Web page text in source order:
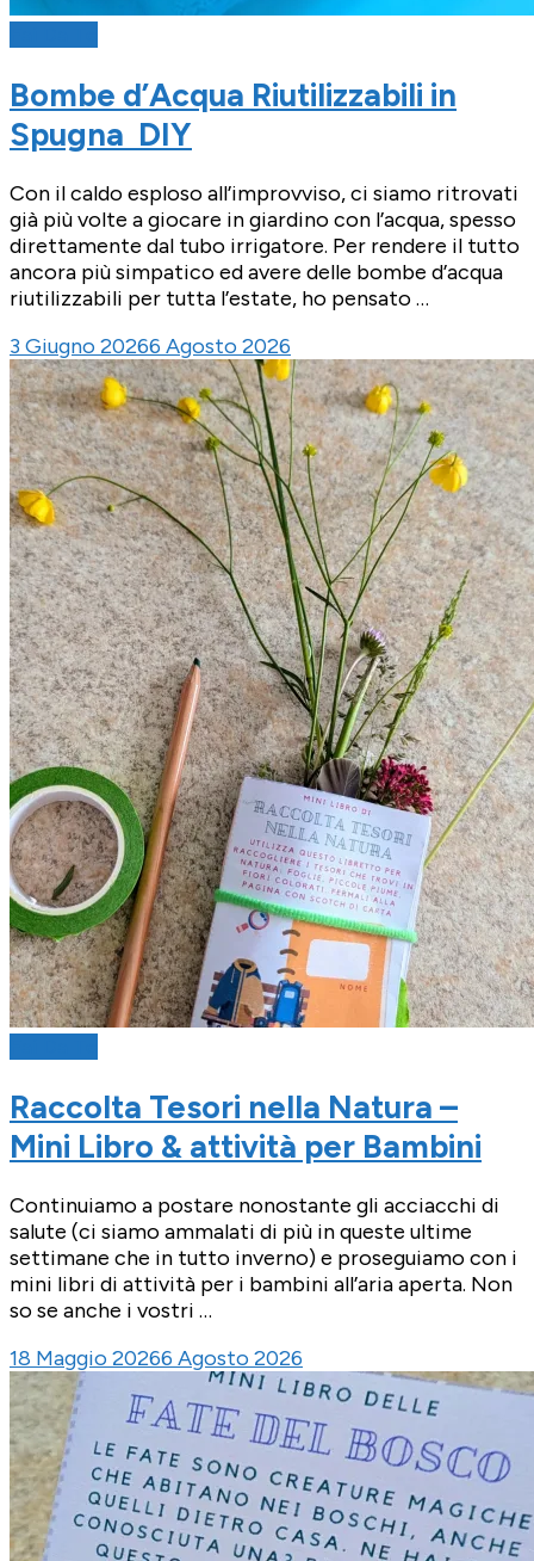
Bombe d’Acqua Riutilizzabili in
Spugna DIY
Con il caldo esploso all’improvviso, ci siamo ritrovati
già più volte a giocare in giardino con l’acqua, spesso
direttamente dal tubo irrigatore. Per rendere il tutto
ancora più simpatico ed avere delle bombe d’acqua
riutilizzabili per tutta l’estate, ho pensato …
3 Giugno 20266 Agosto 2026
Raccolta Tesori nella Natura –
Mini Libro & attività per Bambini
Continuiamo a postare nonostante gli acciacchi di
salute (ci siamo ammalati di più in queste ultime
settimane che in tutto inverno) e proseguiamo con i
mini libri di attività per i bambini all’aria aperta. Non
so se anche i vostri …
18 Maggio 20266 Agosto 2026